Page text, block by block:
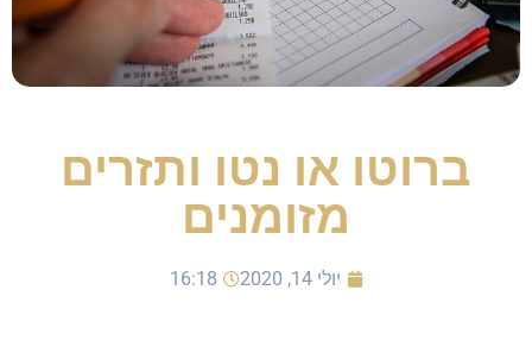
ברוטו או נטו ותזרים
מזומנים
יולי 14, 2020 16:18